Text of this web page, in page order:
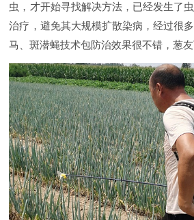
虫，才开始寻找解决方法，已经发生了
治疗，避免其大规模扩散染病，经过很
马、斑潜蝇技术包防治效果很不错，葱友